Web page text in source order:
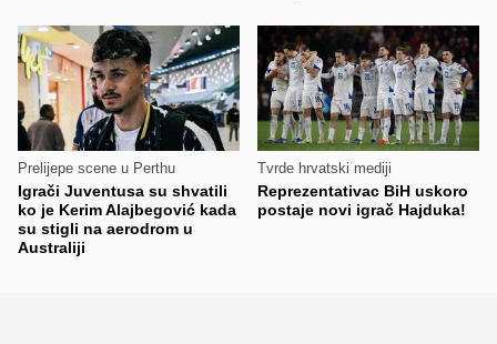
Prelijepe scene u Perthu
Igrači Juventusa su shvatili
ko je Kerim Alajbegović kada
su stigli na aerodrom u
Australiji
Tvrde hrvatski mediji
Reprezentativac BiH uskoro
postaje novi igrač Hajduka!